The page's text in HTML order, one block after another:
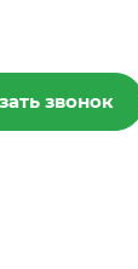
звонок